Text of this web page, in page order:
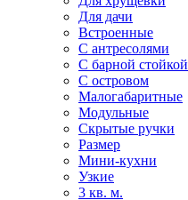
Для дачи
Встроенные
С антресолями
С барной стойкой
С островом
Малогабаритные
Модульные
Скрытые ручки
Размер
Мини-кухни
Узкие
3 кв. м.